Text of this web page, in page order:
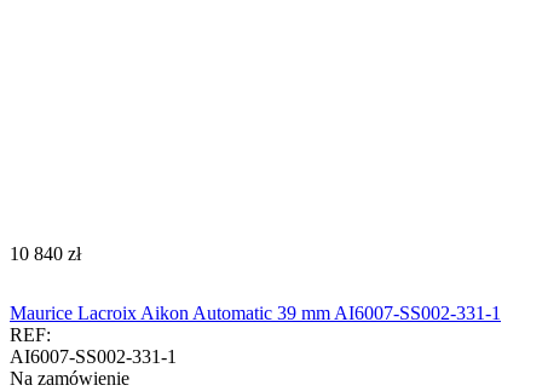
‍10 840‍ zł
Maurice Lacroix Aikon Automatic 39 mm AI6007-SS002-331-1
REF:
AI6007-SS002-331-1
Na zamówienie